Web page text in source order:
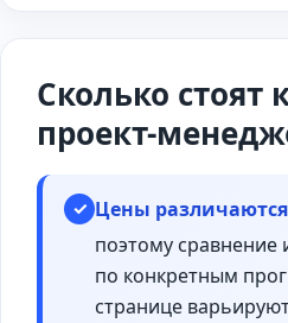
Сколько стоят
проект-
✓ Цены различаются
поэтому сравнение
по конкретным
странице